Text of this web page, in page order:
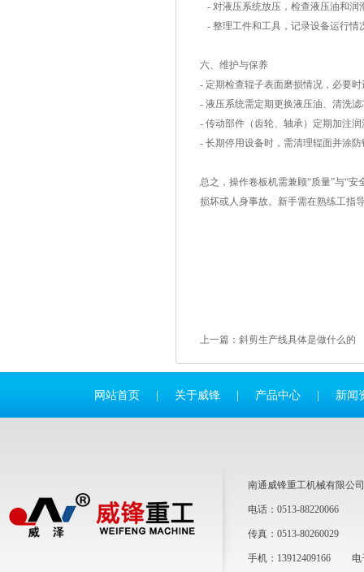
- 对液压系统放压，检查液压油和
- 整理工件和工具，记录设备运行情
六、维护与保养
- 定期检查辊子表面磨损情况，必要
- 液压系统需定期更换液压油、清洗
- 传动部件（齿轮、轴承）定期加注
- 长期停用设备时，需清理辊面并涂
总之，操作卷板机需兼顾“质量”与“
损坏或人身事故。新手需在熟练工指
上一篇： 斜剪生产线具体是做什么的
网站首页 关于威锋 产品中心 新闻
南通威锋重工机械有限公
电话：0513-88220066
传真：0513-80260029
手机：13912409166 电